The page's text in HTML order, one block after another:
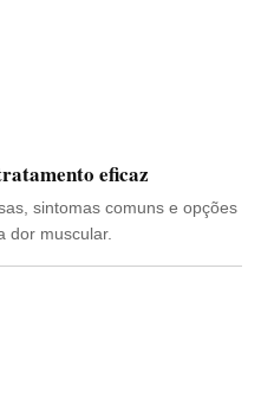
eficaz
sintomas comuns e opções
dor muscular.